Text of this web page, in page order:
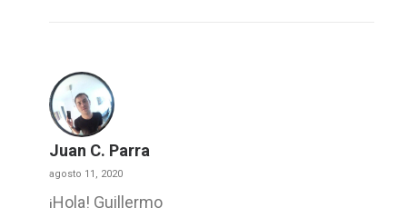
Juan C. Parra
agosto 11, 2020
¡Hola! Guillermo